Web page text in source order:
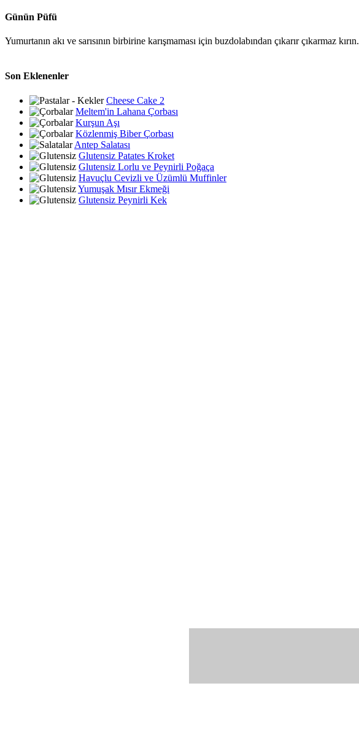
Günün Püfü
Yumurtanın akı ve sarısının birbirine karışmaması için buzdolabından çıkarır çıkarmaz kırın.
Son Eklenenler
Cheese Cake 2
Meltem'in Lahana Çorbası
Kurşun Aşı
Közlenmiş Biber Çorbası
Antep Salatası
Glutensiz Patates Kroket
Glutensiz Lorlu ve Peynirli Poğaça
Havuçlu Cevizli ve Üzümlü Muffinler
Yumuşak Mısır Ekmeği
Glutensiz Peynirli Kek